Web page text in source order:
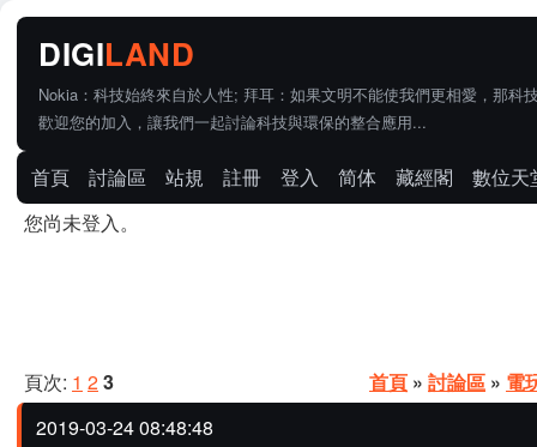
Nokia：科技始終來自於人性; 拜耳：如果文明不能使我們更相愛，那科
歡迎您的加入，讓我們一起討論科技與環保的整合應用...
首頁 討論區 站規 註冊 登入 简体 藏經閣
數位天
您尚未登入。
頁次: 1 23 首頁 » 討論區 » 電
2019-03-24 08:48:48